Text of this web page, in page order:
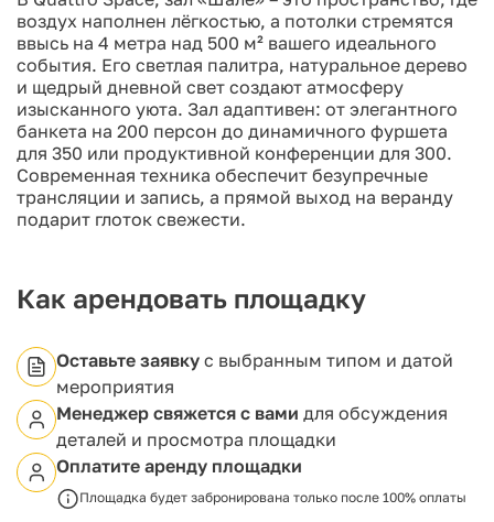
воздух наполнен лёгкостью, а потолки стремятся
ввысь на 4 метра над 500 м² вашего идеального
события. Его светлая палитра, натуральное дерево
и щедрый дневной свет создают атмосферу
изысканного уюта. Зал адаптивен: от элегантного
банкета на 200 персон до динамичного фуршета
для 350 или продуктивной конференции для 300.
Современная техника обеспечит безупречные
трансляции и запись, а прямой выход на веранду
подарит глоток свежести.
Как арендовать площадку
Оставьте заявку с выбранным типом и датой
мероприятия
Менеджер свяжется с вами для обсуждения
деталей и просмотра площадки
Оплатите аренду площадки
Площадка будет забронирована только после 100% оплаты